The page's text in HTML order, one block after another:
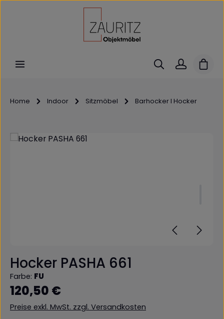
Zum Hauptinhalt springen
Home Indoor Sitzmöbel Barhocker I Hocker
Bildergalerie überspringen
Hocker PASHA 661
Farbe: FU
Regulärer Preis:
120,50 €
Preise exkl. MwSt. zzgl. Versandkosten